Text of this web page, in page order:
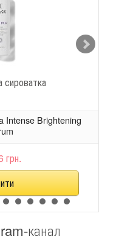
сироватка
Intense Brightening
грн.
канал